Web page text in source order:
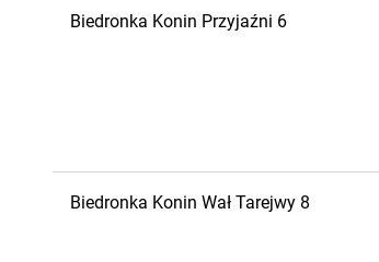
Biedronka Konin Przyjaźni 6
Biedronka Konin Wał Tarejwy 8